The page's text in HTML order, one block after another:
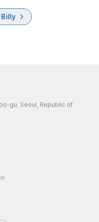
Billy
gu, Seoul, Republic of